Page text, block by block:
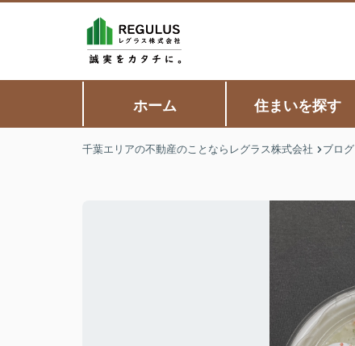
ホーム 住まいを探す
千葉エリアの不動産のことならレグラス株式会社 ブログ